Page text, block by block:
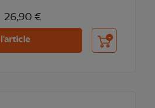
26,90 €
Ajouter au